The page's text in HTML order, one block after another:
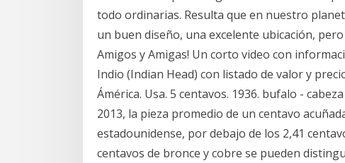
todo ordinarias. Resulta que en nuestro
un buen diseño, una excelente ubicación,
Amigos y Amigas! Un corto video con
Indio (Indian Head) con listado de valor y
Ámérica. Usa. 5 centavos. 1936. bufalo -
2013, la pieza promedio de un centavo
estadounidense, por debajo de los 2,41
centavos de bronce y cobre se pueden